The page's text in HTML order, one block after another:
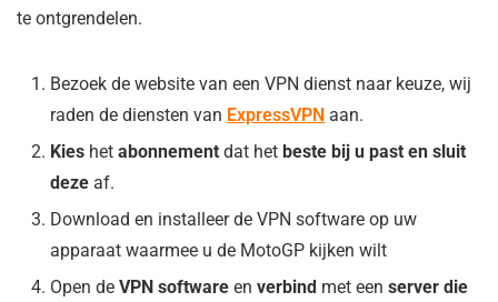
te ontgrendelen.
Bezoek de website van een VPN dienst naar keuze, wij
raden de diensten van ExpressVPN aan.
Kies het abonnement dat het beste bij u past en sluit
deze af.
Download en installeer de VPN software op uw
apparaat waarmee u de MotoGP kijken wilt
Open de VPN software en verbind met een server die